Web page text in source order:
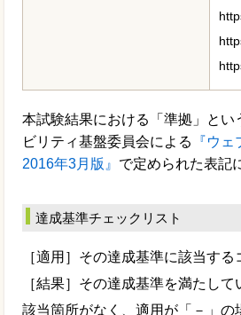
本試験結果における「準拠」と
ビリティ基盤委員会による
『ウ
2016年3月版』 で定められた表記
達成基準チェックリスト
［適用］その達成基準に該当す
［結果］その達成基準を満たし
該当箇所がなく、適用が「－」